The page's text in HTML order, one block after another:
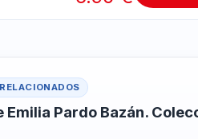
Emilia Pardo Bazán.